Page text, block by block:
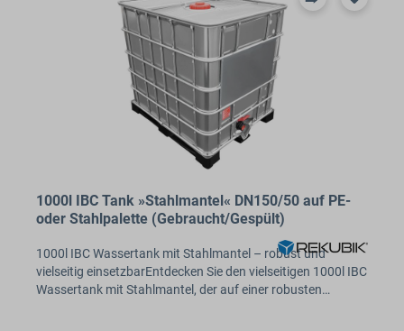
1000l IBC Tank »Stahlmantel« DN150/50 auf PE-
oder Stahlpalette (Gebraucht/Gespült)
1000l IBC Wassertank mit Stahlmantel – robust und
vielseitig einsetzbarEntdecken Sie den vielseitigen 1000l IBC
Wassertank mit Stahlmantel, der auf einer robusten…